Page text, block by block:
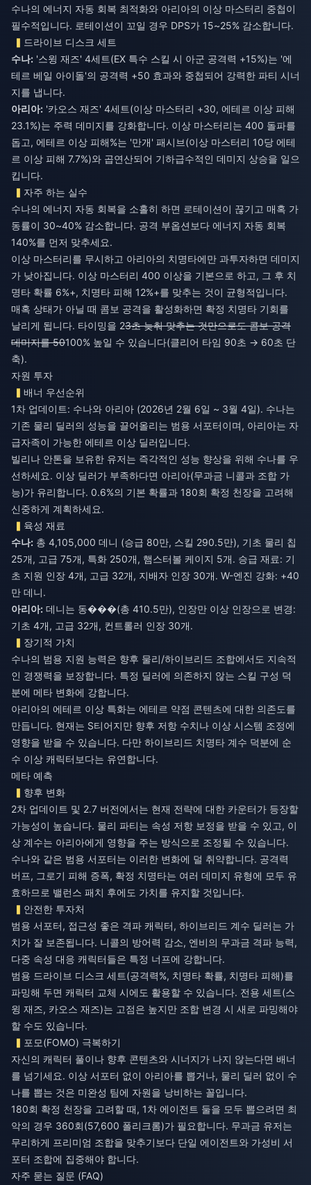
수나의 에너지 자동 회복 최적화와 아리아의 이상 마스터리 중첩이
필수적입니다. 로테이션이 꼬일 경우 DPS가 15~25% 감소합니다.
드라이브 디스크 세트
수나: '스윙 재즈' 4세트(EX 특수 스킬 시 아군 공격력 +15%)는 '에
테르 베일 아이돌'의 공격력 +50 효과와 중첩되어 강력한 파티 시너
지를 냅니다.
아리아: '카오스 재즈' 4세트(이상 마스터리 +30, 에테르 이상 피해
23.1%)는 주력 데미지를 강화합니다. 이상 마스터리는 400 돌파를
돕고, 에테르 이상 피해%는 '만개' 패시브(이상 마스터리 10당 에테
르 이상 피해 7.7%)와 곱연산되어 기하급수적인 데미지 상승을 일으
킵니다.
자주 하는 실수
수나의 에너지 자동 회복을 소홀히 하면 로테이션이 끊기고 매혹 가
동률이 30~40% 감소합니다. 공격 부옵션보다 에너지 자동 회복
140%를 먼저 맞추세요.
이상 마스터리를 무시하고 아리아의 치명타에만 과투자하면 데미지
가 낮아집니다. 이상 마스터리 400 이상을 기본으로 하고, 그 후 치
명타 확률 6%+, 치명타 피해 12%+를 맞추는 것이 균형적입니다.
매혹 상태가 아닐 때 콤보 공격을 활성화하면 확정 치명타 기회를
날리게 됩니다. 타이밍을 23초 늦춰 맞추는 것만으로도 콤보 공격
데미지를 50100% 높일 수 있습니다(클리어 타임 90초 → 60초 단
축).
자원 투자
배너 우선순위
1차 업데이트: 수나와 아리아 (2026년 2월 6일 ~ 3월 4일). 수나는
기존 물리 딜러의 성능을 끌어올리는 범용 서포터이며, 아리아는 자
급자족이 가능한 에테르 이상 딜러입니다.
빌리나 안톤을 보유한 유저는 즉각적인 성능 향상을 위해 수나를 우
선하세요. 이상 딜러가 부족하다면 아리아(무과금 니콜과 조합 가
능)가 유리합니다. 0.6%의 기본 확률과 180회 확정 천장을 고려해
신중하게 계획하세요.
육성 재료
수나: 총 4,105,000 데니 (승급 80만, 스킬 290.5만), 기초 물리 칩
25개, 고급 75개, 특화 250개, 햄스터볼 케이지 5개. 승급 재료: 기
초 지원 인장 4개, 고급 32개, 지배자 인장 30개. W-엔진 강화: +40
만 데니.
아리아: 데니는 동���(총 410.5만), 인장만 이상 인장으로 변경:
기초 4개, 고급 32개, 컨트롤러 인장 30개.
장기적 가치
수나의 범용 지원 능력은 향후 물리/하이브리드 조합에서도 지속적
인 경쟁력을 보장합니다. 특정 딜러에 의존하지 않는 스킬 구성 덕
분에 메타 변화에 강합니다.
아리아의 에테르 이상 특화는 에테르 약점 콘텐츠에 대한 의존도를
만듭니다. 현재는 S티어지만 향후 저항 수치나 이상 시스템 조정에
영향을 받을 수 있습니다. 다만 하이브리드 치명타 계수 덕분에 순
수 이상 캐릭터보다는 유연합니다.
메타 예측
향후 변화
2차 업데이트 및 2.7 버전에서는 현재 전략에 대한 카운터가 등장할
가능성이 높습니다. 물리 파티는 속성 저항 보정을 받을 수 있고, 이
상 계수는 아리아에게 영향을 주는 방식으로 조정될 수 있습니다.
수나와 같은 범용 서포터는 이러한 변화에 덜 취약합니다. 공격력
버프, 그로기 피해 증폭, 확정 치명타는 여러 데미지 유형에 모두 유
효하므로 밸런스 패치 후에도 가치를 유지할 것입니다.
안전한 투자처
범용 서포터, 접근성 좋은 격파 캐릭터, 하이브리드 계수 딜러는 가
치가 잘 보존됩니다. 니콜의 방어력 감소, 엔비의 무과금 격파 능력,
다중 속성 대응 캐릭터들은 특정 너프에 강합니다.
범용 드라이브 디스크 세트(공격력%, 치명타 확률, 치명타 피해)를
파밍해 두면 캐릭터 교체 시에도 활용할 수 있습니다. 전용 세트(스
윙 재즈, 카오스 재즈)는 고점은 높지만 조합 변경 시 새로 파밍해야
할 수도 있습니다.
포모(FOMO) 극복하기
자신의 캐릭터 풀이나 향후 콘텐츠와 시너지가 나지 않는다면 배너
를 넘기세요. 이상 서포터 없이 아리아를 뽑거나, 물리 딜러 없이 수
나를 뽑는 것은 미완성 팀에 자원을 낭비하는 꼴입니다.
180회 확정 천장을 고려할 때, 1차 에이전트 둘을 모두 뽑으려면 최
악의 경우 360회(57,600 폴리크롬)가 필요합니다. 무과금 유저는
무리하게 프리미엄 조합을 맞추기보다 단일 에이전트와 가성비 서
포터 조합에 집중해야 합니다.
자주 묻는 질문 (FAQ)